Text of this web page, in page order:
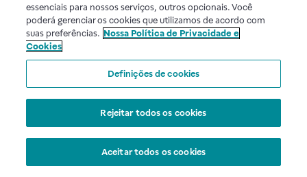
essenciais para nossos serviços, outros opcionais. Você
poderá gerenciar os cookies que utilizamos de acordo com
suas preferências. Nossa Política de Privacidade e
Cookies
Definições de cookies
Rejeitar todos os cookies
Aceitar todos os cookies